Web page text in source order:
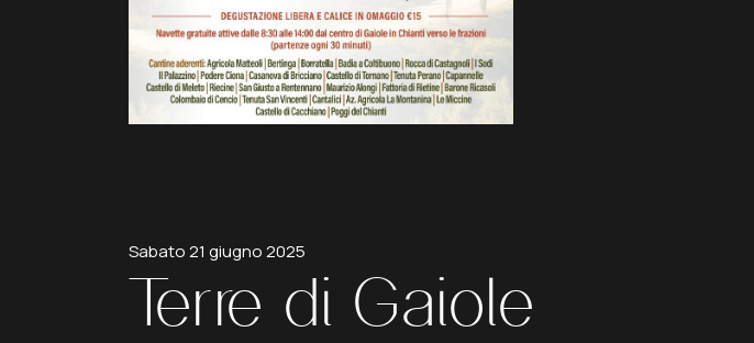
Sabato 21 giugno 2025
Terre di Gaiole